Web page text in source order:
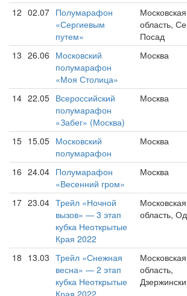
12 02.07 Полумарафон
«Сергиевым
путем»
Московская
область,
Посад
13 26.06 Московский
полумарафон
«Моя Столица»
Москва
14 22.05 Всероссийский
полумарафон
«Забег» (Москва)
Москва
15 15.05 Московский
полумарафон
Москва
16 24.04 Полумарафон
«Весенний гром»
Москва
17 23.04 Трейл «Ночной
вызов» — 3 этап
кубка Неоткрытые
Края 2022
Московская
область,
18 13.03 Трейл «Снежная
весна» — 2 этап
кубка Неоткрытые
Края 2022
Московская
область,